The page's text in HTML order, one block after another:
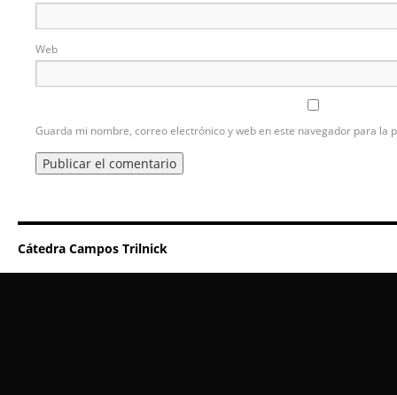
Web
Guarda mi nombre, correo electrónico y web en este navegador para la
Cátedra Campos Trilnick